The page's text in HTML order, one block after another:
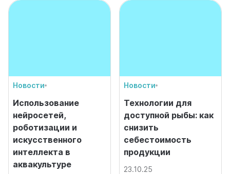
Новости
Использование
нейросетей,
роботизации и
искусственного
интеллекта в
аквакультуре
Новости
Технологии для
доступной рыбы: как
снизить
себестоимость
продукции
23.10.25